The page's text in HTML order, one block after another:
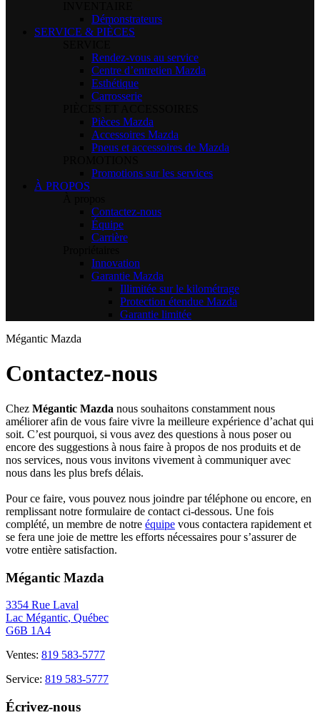
Démonstrateurs
SERVICE & PIÈCES
Rendez-vous au service
Centre d’entretien Mazda
Esthétique
Carrosserie
Pièces Mazda
Accessoires Mazda
Pneus et accessoires de Mazda
Promotions sur les services
À PROPOS
Contactez-nous
Équipe
Carrière
Innovation
Garantie Mazda
Illimitée sur le kilométrage
Protection étendue Mazda
Garantie limitée
Mégantic Mazda
Contactez-nous
Chez Mégantic Mazda nous souhaitons constamment nous
améliorer afin de vous faire vivre la meilleure expérience d’achat qui
soit. C’est pourquoi, si vous avez des questions à nous poser ou
encore des suggestions à nous faire à propos de nos produits et de
nos services, nous vous invitons vivement à communiquer avec
nous dans les plus brefs délais.
Pour ce faire, vous pouvez nous joindre par téléphone ou encore, en
remplissant notre formulaire de contact ci-dessous. Une fois
complété, un membre de notre équipe vous contactera rapidement et
se fera une joie de mettre les efforts nécessaires pour s’assurer de
votre entière satisfaction.
Mégantic Mazda
3354 Rue Laval
Lac Mégantic, Québec
G6B 1A4
Ventes: 819 583-5777
Service: 819 583-5777
Écrivez-nous